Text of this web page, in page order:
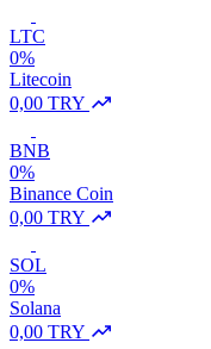
LTC
0%
Litecoin
0,00 TRY
BNB
0%
Binance Coin
0,00 TRY
SOL
0%
Solana
0,00 TRY